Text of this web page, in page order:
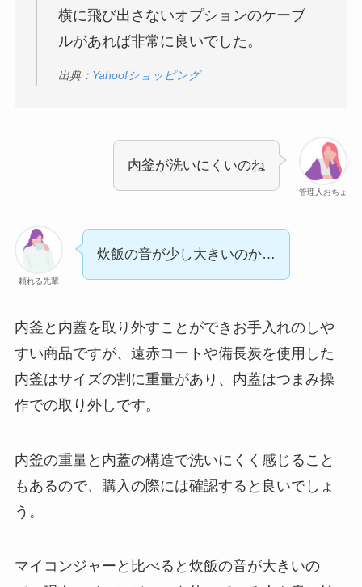
横に飛び出さないオプションのケーブ
ルがあれば非常に良いでした。
出典： Yahoo!ショッピング
管理人おちょ
内釜が洗いにくいのね
頼れる先輩
炊飯の音が少し大きいのか…
内釜と内蓋を取り外すことができお手入れのしや
すい商品ですが、遠赤コートや備長炭を使用した
内釜はサイズの割に重量があり、内蓋はつまみ操
作での取り外しです。
内釜の重量と内蓋の構造で洗いにくく感じること
もあるので、購入の際には確認すると良いでしょ
う。
マイコンジャーと比べると炊飯の音が大きいの